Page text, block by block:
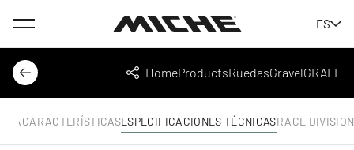
Menu
ES
Back
HomeProductsRuedasGravelGRAFF
Share
CARACTERÍSTICASESPECIFICACIONES TÉCNICASRACE DIVISION